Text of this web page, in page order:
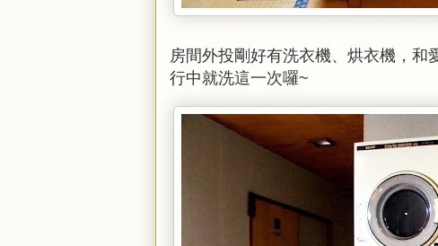
房間外投剛好有洗衣機、烘衣機，和
行中就洗這一次囉~